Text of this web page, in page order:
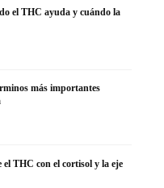
el THC ayuda y cuándo la
más importantes
el THC con el cortisol y la eje